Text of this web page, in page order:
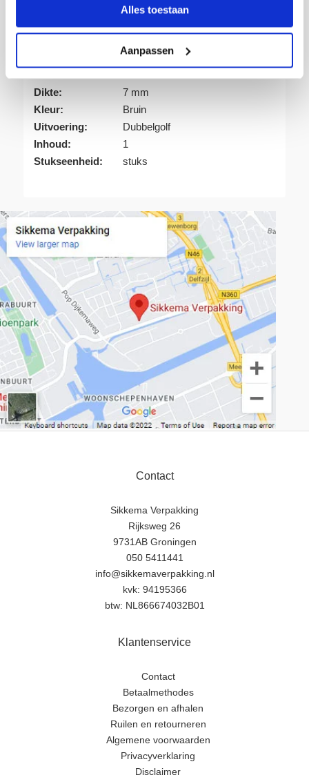
Alles toestaan
Aanpassen
Bundel
Dikte:
7 mm
Kleur:
Bruin
Uitvoering:
Dubbelgolf
Inhoud:
1
Stukseenheid:
stuks
Contact
Sikkema Verpakking
Rijksweg 26
9731AB Groningen
050 5411441
info@sikkemaverpakking.nl
kvk: 94195366
btw: NL866674032B01
Klantenservice
Contact
Betaalmethodes
Bezorgen en afhalen
Ruilen en retourneren
Algemene voorwaarden
Privacyverklaring
Disclaimer